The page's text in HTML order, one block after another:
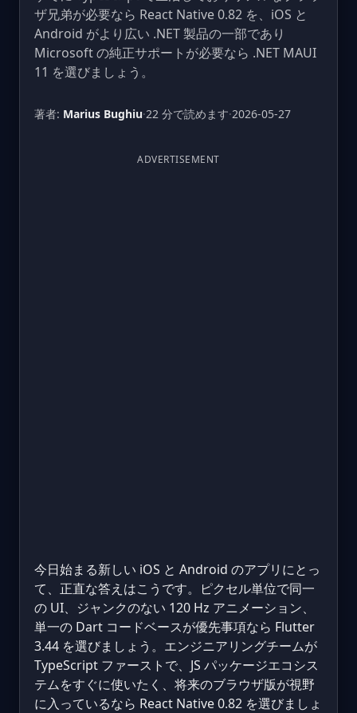
ザ兄弟が必要なら React Native 0.82 を、iOS と
Android がより広い .NET 製品の一部であり
Microsoft の純正サポートが必要なら .NET MAUI
11 を選びましょう。
著者: Marius Bughiu·22 分で読めます·2026-05-27
ADVERTISEMENT
今日始まる新しい iOS と Android のアプリにとっ
て、正直な答えはこうです。ピクセル単位で同一
の UI、ジャンクのない 120 Hz アニメーション、
単一の Dart コードベースが優先事項なら Flutter
3.44 を選びましょう。エンジニアリングチームが
TypeScript ファーストで、JS パッケージエコシス
テムをすぐに使いたく、将来のブラウザ版が視野
に入っているなら React Native 0.82 を選びましょ